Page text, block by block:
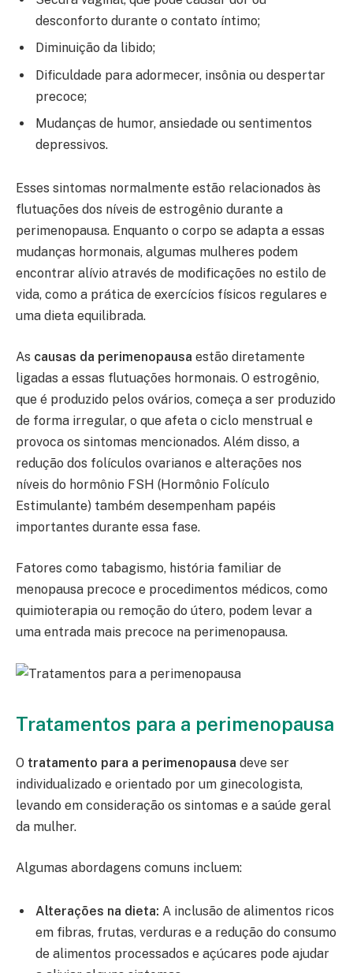
desconforto durante o contato íntimo;
Diminuição da libido;
Dificuldade para adormecer, insônia ou despertar
precoce;
Mudanças de humor, ansiedade ou sentimentos
depressivos.
Esses sintomas normalmente estão relacionados às
flutuações dos níveis de estrogênio durante a
perimenopausa. Enquanto o corpo se adapta a essas
mudanças hormonais, algumas mulheres podem
encontrar alívio através de modificações no estilo de
vida, como a prática de exercícios físicos regulares e
uma dieta equilibrada.
As causas da perimenopausa estão diretamente
ligadas a essas flutuações hormonais. O estrogênio,
que é produzido pelos ovários, começa a ser produzido
de forma irregular, o que afeta o ciclo menstrual e
provoca os sintomas mencionados. Além disso, a
redução dos folículos ovarianos e alterações nos
níveis do hormônio FSH (Hormônio Folículo
Estimulante) também desempenham papéis
importantes durante essa fase.
Fatores como tabagismo, história familiar de
menopausa precoce e procedimentos médicos, como
quimioterapia ou remoção do útero, podem levar a
uma entrada mais precoce na perimenopausa.
Tratamentos para a perimenopausa
O tratamento para a perimenopausa deve ser
individualizado e orientado por um ginecologista,
levando em consideração os sintomas e a saúde geral
da mulher.
Algumas abordagens comuns incluem:
Alterações na dieta: A inclusão de alimentos ricos
em fibras, frutas, verduras e a redução do consumo
de alimentos processados e açúcares pode ajudar